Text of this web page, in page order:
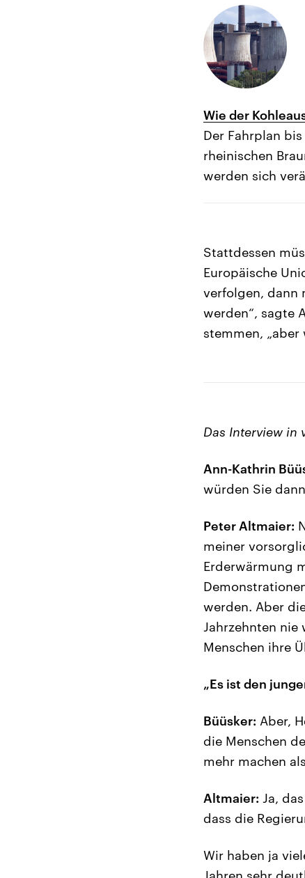
Wie der
Der Fahrplan
rheinischen
werden sich
Stattdessen
Europäische
verfolgen, dann
werden“, sagte
stemmen,
Das Interview in
Ann-Kathrin
würden Sie
Peter Altmaier:
meiner
Erderwärmung
werden. Aber
Jahrzehnten nie
Menschen ihre
„Es ist den
Büüsker: Aber,
die Menschen
mehr machen
Altmaier: Ja,
dass die
Wir haben ja